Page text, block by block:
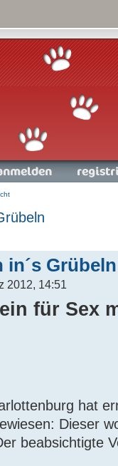
Registrieren
in´s Grübeln
2012, 14:51
für Sex
hat
Dieser
beabsichtigte